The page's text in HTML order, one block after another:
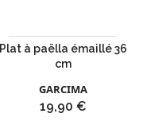
Plat à paëlla émaillé 36
cm
GARCIMA
Prix
19,90 €